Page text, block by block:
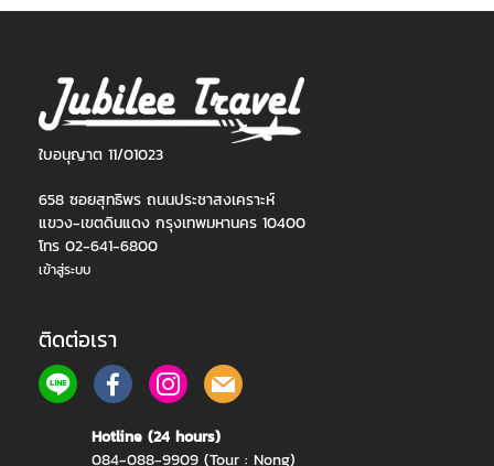
ใบอนุญาต 11/01023
658 ซอยสุทธิพร ถนนประชาสงเคราะห์
แขวง-เขตดินแดง กรุงเทพมหานคร 10400
โทร 02-641-6800
เข้าสู่ระบบ
ติดต่อเรา
Hotline (24 hours)
084-088-9909 (Tour : Nong)